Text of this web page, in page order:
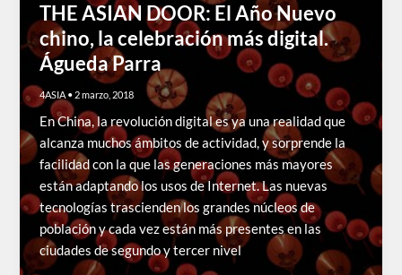
THE ASIAN DOOR: El Año Nuevo
chino, la celebración más digital.
Águeda Parra
4ASIA • 2 marzo, 2018
En China, la revolución digital es ya una realidad que
alcanza muchos ámbitos de actividad, y sorprende la
facilidad con la que las generaciones más mayores
están adaptando los usos de Internet. Las nuevas
tecnologías trascienden los grandes núcleos de
población y cada vez están más presentes en las
ciudades de segundo y tercer nivel